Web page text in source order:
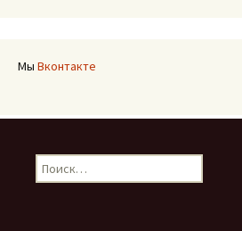
Мы Вконтакте
Найти: